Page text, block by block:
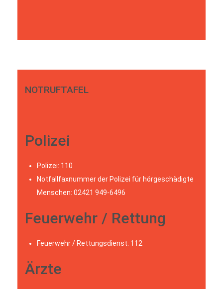
NOTRUFTAFEL
Polizei
Polizei: 110
Notfallfaxnummer der Polizei für hörgeschädigte
Menschen: 02421 949-6496
Feuerwehr / Rettung
Feuerwehr / Rettungsdienst: 112
Ärzte